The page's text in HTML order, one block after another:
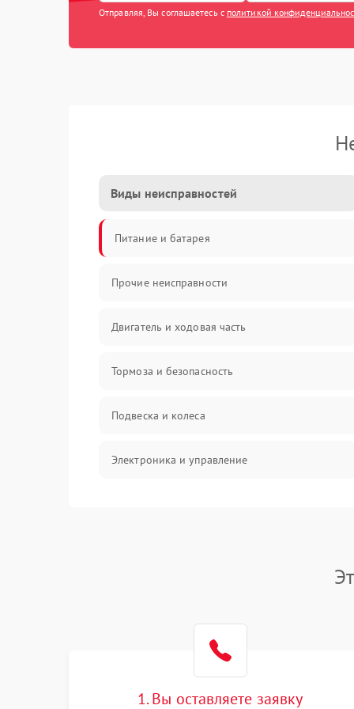
Отправляя, Вы соглашаетесь с политикой
Виды неисправностей
Питание и батарея
Прочие неисправности
Двигатель и ходовая часть
Тормоза и безопасность
Подвеска и колеса
Электроника и управление
Механические повреждения
1. Вы оставляете заявку